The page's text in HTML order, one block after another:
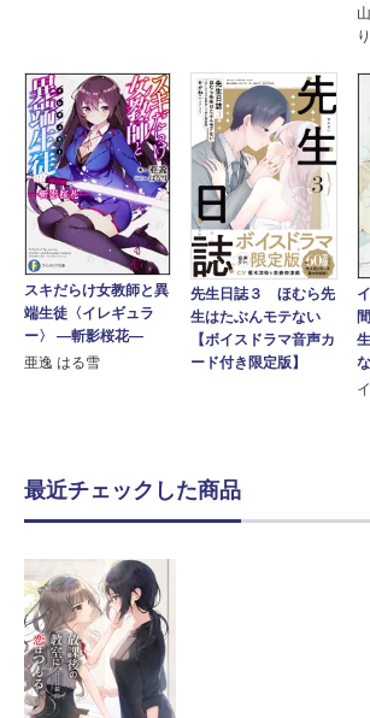
スキだらけ女教師と異
端生徒〈イレギュラ
ー〉 ―斬影桜花―
亜逸 はる雪
先生日誌３ ほむら先
生はたぶんモテない
【ボイスドラマ音声カ
ード付き限定版】
最近チェックした商品